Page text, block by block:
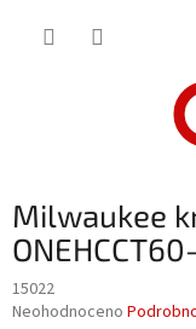
Milwaukee
15022
Průměrné
Neohodnoceno